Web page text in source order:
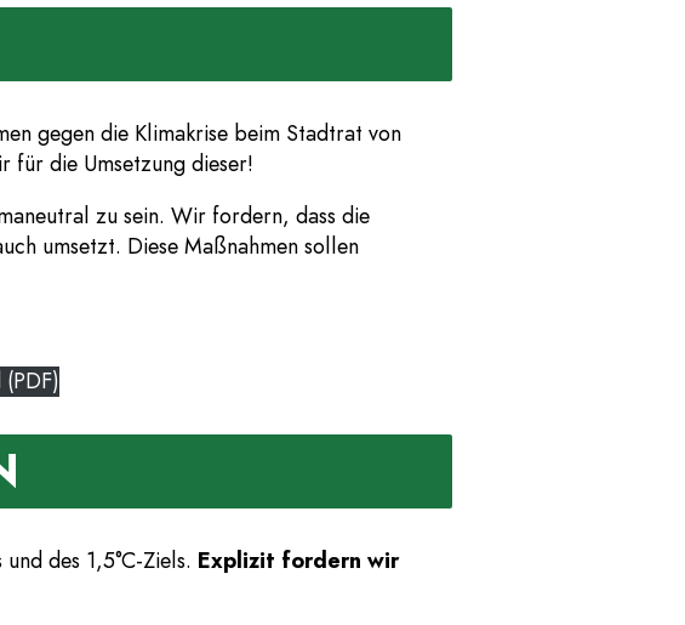
gegen die Klimakrise beim Stadtrat von
für die Umsetzung dieser!
zu sein. Wir fordern, dass die
umsetzt. Diese Maßnahmen sollen
des 1,5°C-Ziels. Explizit fordern wir